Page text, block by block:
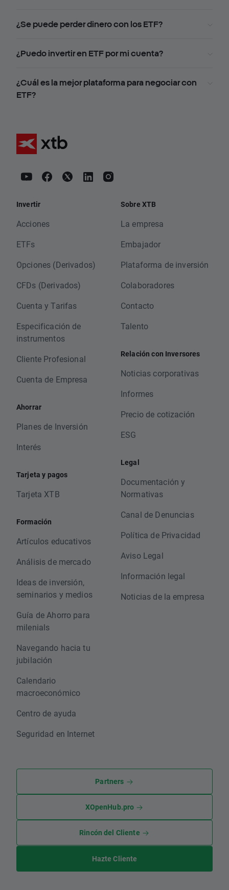
¿Se puede perder dinero con los ETF?
¿Puedo invertir en ETF por mi cuenta?
¿Cuál es la mejor plataforma para negociar con
ETF?
Invertir
Acciones
ETFs
Opciones (Derivados)
CFDs (Derivados)
Cuenta y Tarifas
Especificación de
instrumentos
Cliente Profesional
Cuenta de Empresa
Ahorrar
Planes de Inversión
Interés
Tarjeta y pagos
Tarjeta XTB
Formación
Artículos educativos
Análisis de mercado
Ideas de inversión,
seminarios y medios
Guía de Ahorro para
milenials
Navegando hacia tu
jubilación
Calendario
macroeconómico
Centro de ayuda
Seguridad en Internet
Sobre XTB
La empresa
Embajador
Plataforma de inversión
Colaboradores
Contacto
Talento
Relación con Inversores
Noticias corporativas
Informes
Precio de cotización
ESG
Legal
Documentación y
Normativas
Canal de Denuncias
Política de Privacidad
Aviso Legal
Información legal
Noticias de la empresa
Partners
XOpenHub.pro
Rincón del Cliente
Hazte Cliente